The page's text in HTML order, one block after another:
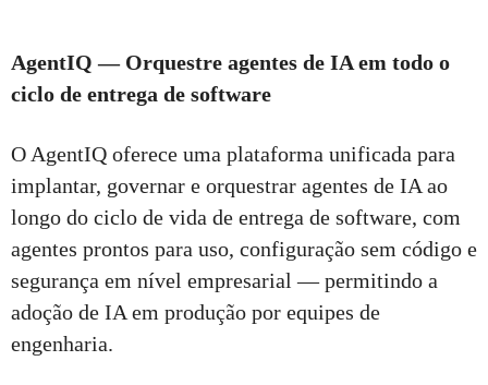
AgentIQ — Orquestre agentes de IA em todo o
ciclo de entrega de software
O AgentIQ oferece uma plataforma unificada para
implantar, governar e orquestrar agentes de IA ao
longo do ciclo de vida de entrega de software, com
agentes prontos para uso, configuração sem código e
segurança em nível empresarial — permitindo a
adoção de IA em produção por equipes de
engenharia.